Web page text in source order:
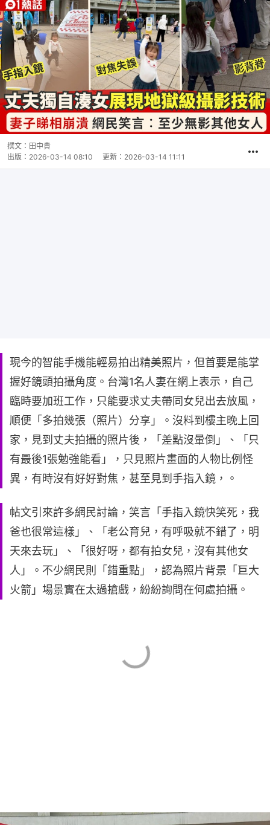
撰文： 田中貴
出版： 2026-03-14 08:10 更新： 2026-03-14 11:11
現今的智能手機能輕易拍出精美照片，但首要是能掌
握好鏡頭拍攝角度。台灣1名人妻在網上表示，自己
臨時要加班工作，只能要求丈夫帶同女兒出去放風，
順便「多拍幾張（照片）分享」。沒料到樓主晚上回
家，見到丈夫拍攝的照片後，「差點沒暈倒」、「只
有最後1張勉強能看」，只見照片畫面的人物比例怪
異，有時沒有好好對焦，甚至見到手指入鏡，。
帖文引來許多網民討論，笑言「手指入鏡快笑死，我
爸也很常這樣」、「老公育兒，有呼吸就不錯了，明
天來去玩」、「很好呀，都有拍女兒，沒有其他女
人」。不少網民則「錯重點」，認為照片背景「巨大
火箭」場景實在太過搶戲，紛紛詢問在何處拍攝。